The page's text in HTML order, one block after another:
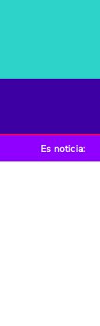
Es noticia: